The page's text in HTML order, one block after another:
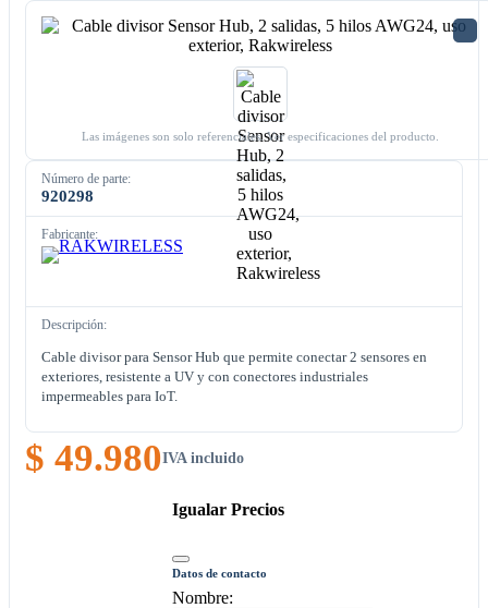
Las imágenes son solo referenciales. Ver especificaciones del producto.
Número de parte:
920298
Fabricante:
Descripción:
Cable divisor para Sensor Hub que permite conectar 2 sensores en
exteriores, resistente a UV y con conectores industriales
impermeables para IoT.
$ 49.980IVA incluido
Igualar Precios
Datos de contacto
Nombre: